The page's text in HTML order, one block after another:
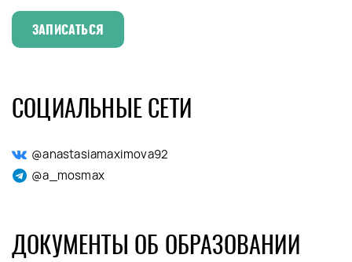
ЗАПИСАТЬСЯ
СОЦИАЛЬНЫЕ СЕТИ
@anastasiamaximova92
@a_mosmax
ДОКУМЕНТЫ ОБ ОБРАЗОВАНИИ